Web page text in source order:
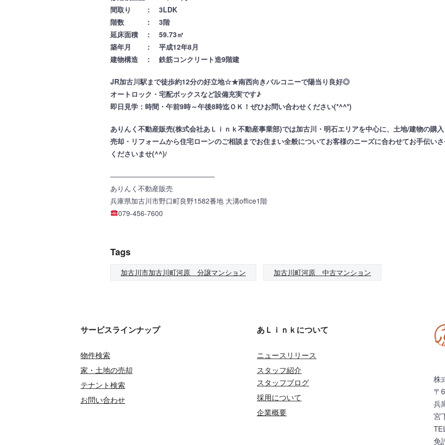
間取り ： 3LDK
階数 ： 3階
延床面積 ： 59.73㎡
築年月 ： 平成12年8月
建物構造 ： 鉄筋コンクリート造9階建
JR加古川駅まで徒歩約12分の好立地☆★南西向きバルコニーで陽当り良好◎
オートロック・宅配ボックスなど設備充実です♪
即日見学：時間・午前9時～午後8時迄ＯＫ！ぜひお問い合わせください(*^^*)
ありんく不動産販売(株式会社あＬｉｎｋ不動産事業部)では加古川・明石エリアを中心に、土地/建物の購
売却・リフォームから住宅ローンのご相談までお住まい全般についてお客様のニーズに合わせてお手伝い
くださいませ(^^)/
———————————————
ありんく不動産販売
兵庫県加古川市野口町良野1582番地 大溝office1階
079-456-7600
Tags
加古川市加古川町河原 分譲マンション 加古川町河原 中古マンション
サービスラインナップ
物件検索
家・土地の売却
テナント検索
お問い合わせ
あＬｉｎｋについて
ニュースリリース
スタッフ紹介
スタッフブログ
採用について
企業概要
株
〒
兵
宮
免